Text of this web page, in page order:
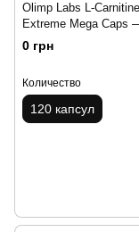
Olimp Labs L-
Extreme Mega Caps
капсул
0 грн
Количество
120 капсул